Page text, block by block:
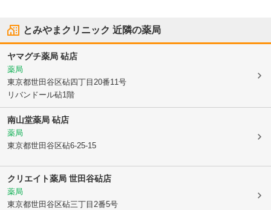
とみやまクリニック 近隣の薬局
ヤマグチ薬局 砧店
薬局
東京都世田谷区砧四丁目20番11号
リバンドール砧1階
南山堂薬局 砧店
薬局
東京都世田谷区砧6-25-15
クリエイト薬局 世田谷砧店
薬局
東京都世田谷区砧三丁目2番5号